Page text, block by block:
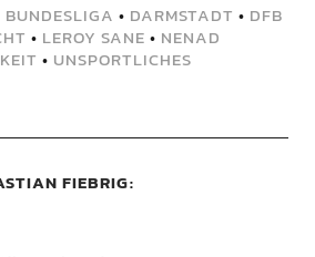
BUNDESLIGA • DARMSTADT • DFB
• LEROY SANE • NENAD
• UNSPORTLICHES
FIEBRIG